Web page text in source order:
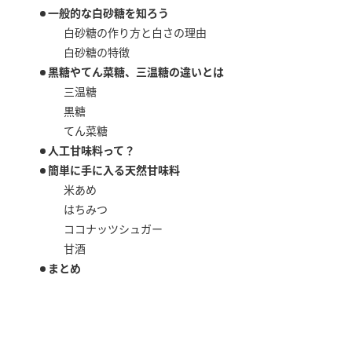
一般的な白砂糖を知ろう
白砂糖の作り方と白さの理由
白砂糖の特徴
黒糖やてん菜糖、三温糖の違いとは
三温糖
黒糖
てん菜糖
人工甘味料って？
簡単に手に入る天然甘味料
米あめ
はちみつ
ココナッツシュガー
甘酒
まとめ